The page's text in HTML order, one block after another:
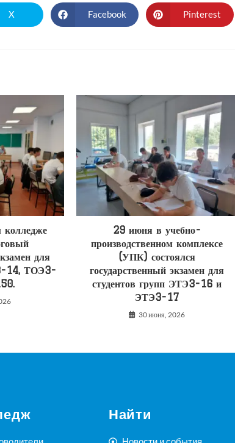
X Facebook Pinterest
для
14, ТОЭ3-
29 июня в учебно-
производственном комплексе
(УПК) состоялся
государственный экзамен для
студентов групп ЭТЭ3-16 и
ЭТЭ3-17
30 июня, 2026
Найти